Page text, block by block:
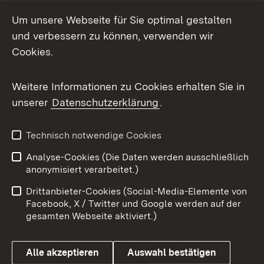
Facebook
X / Twitter
Youtube
Impressum
Kontakt
Barrierefreiheit
Datenschutz
Cookies
Um unsere Webseite für Sie optimal gestalten
und verbessern zu können, verwenden wir
Cookies.
Weitere Informationen zu Cookies erhalten Sie in
unserer Datenschutzerklärung.
Technisch notwendige Cookies
Analyse-Cookies (Die Daten werden ausschließlich
anonymisiert verarbeitet.)
Drittanbieter-Cookies (Social-Media-Elemente von
Facebook, X / Twitter und Google werden auf der
gesamten Webseite aktiviert.)
Alle akzeptieren Auswahl bestätigen